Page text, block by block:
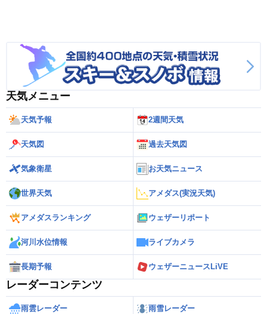
天気メニュー
天気予報 2週間天気
天気図 過去天気図
気象衛星 お天気ニュース
世界天気 アメダス(実況天気)
アメダスランキング ウェザーリポート
河川水位情報 ライブカメラ
長期予報 ウェザーニュースLiVE
レーダーコンテンツ
雨雲レーダー 雨雪レーダー